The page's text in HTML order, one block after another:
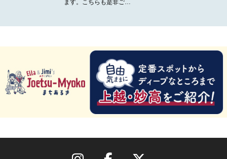
ます。こちらも是非ご…